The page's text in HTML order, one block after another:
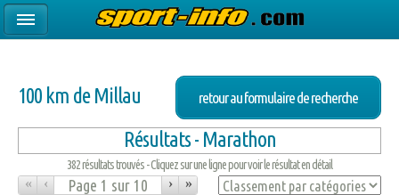
100 km de Millau retour au formulaire de recherche
Résultats - Marathon
382 résultats trouvés - Cliquez sur une ligne pour voir le résultat en détail
« ‹ › »